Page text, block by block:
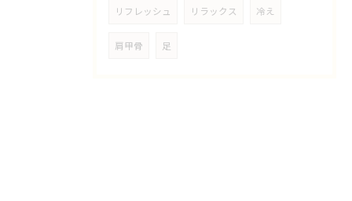
リフレッシュ リラックス 冷え
肩甲骨 足